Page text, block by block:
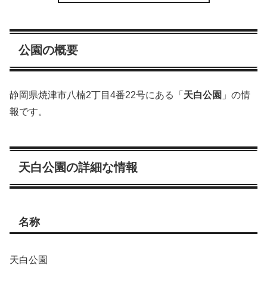
公園の概要
静岡県焼津市八楠2丁目4番22号にある「 天白公園 」の情
報です。
天白公園の詳細な情報
名称
天白公園